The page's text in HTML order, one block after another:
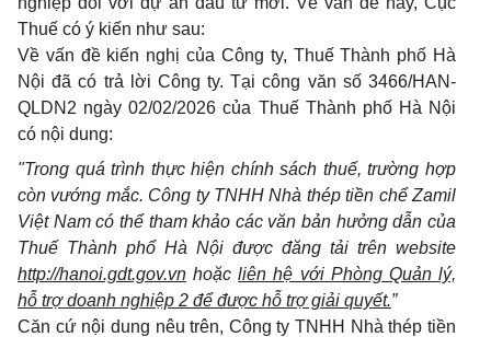
Thuế có ý kiến như sau:
Về vấn đề kiến nghị của Công ty, Thuế Thành phố Hà
Nội đã có trả lời Công ty. Tại công văn số 3466/HAN-
QLDN2 ngày 02/02/2026 của Thuế Thành phố Hà Nội
có nội dung:
"Trong quá trình thực hiện chính sách thuế, trường hợp
còn vướng mắc. Công ty TNHH Nhà thép tiền chể Zamil
Việt Nam có thể tham khảo các văn bản hưởng dẫn của
Thuế Thành phổ Hà Nội được đăng tải trên website
http://hanoi.gdt.gov.vn hoặcliên hệ với Phòng Quản lý,
hỗ trợ doanh nghiệp 2 để được hỗ trợ giải quyết.”
Căn cứ nội dung nêu trên, Công ty TNHH Nhà thép tiền